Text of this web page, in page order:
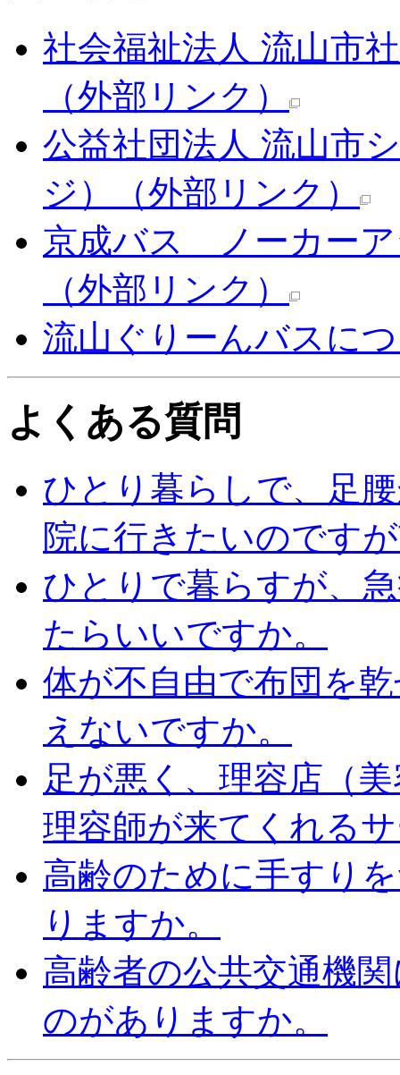
社会福祉法人 流山市
（外部リンク）
公益社団法人 流山市
ジ）
（外部リンク）
京成バス ノーカーア
（外部リンク）
流山ぐりーんバスに
よくある質問
ひとり暮らしで、足
院に行きたいのです
ひとりで暮らすが、
たらいいですか。
体が不自由で布団を
えないですか。
足が悪く、理容店（
理容師が来てくれる
高齢のために手すり
りますか。
高齢者の公共交通機
のがありますか。